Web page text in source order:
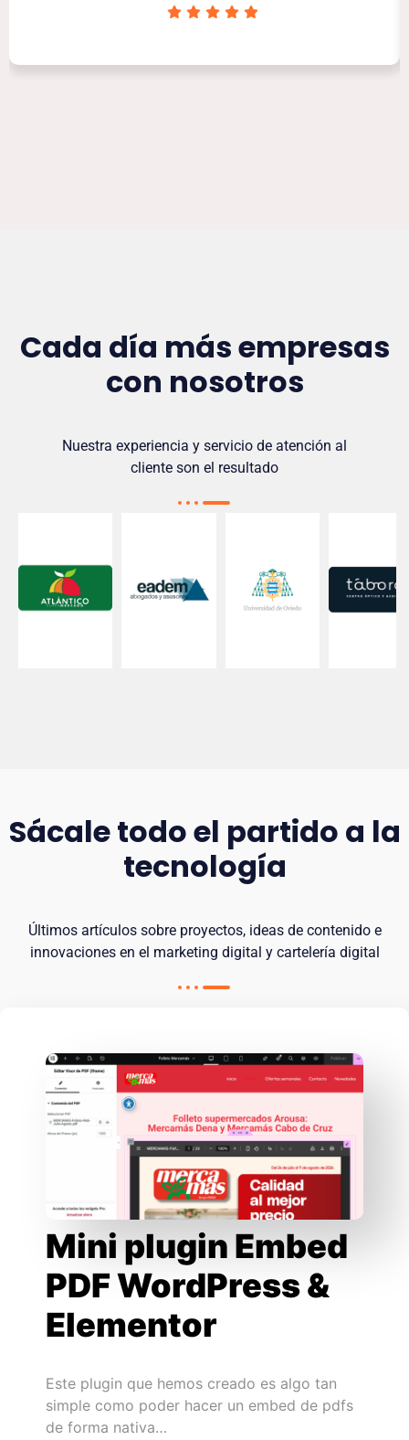
Cada día más empresas
con nosotros
Nuestra experiencia y servicio de atención al
cliente son el resultado
Sácale todo el partido a la
tecnología
Últimos artículos sobre proyectos, ideas de contenido e
innovaciones en el marketing digital y cartelería digital
Mini plugin Embed
PDF WordPress &
Elementor
Este plugin que hemos creado es algo tan
simple como poder hacer un embed de pdfs
de forma nativa…